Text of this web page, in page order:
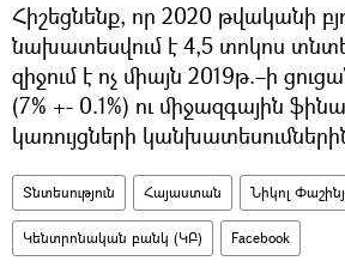
Հիշեցնենք, որ 2020 թվականի
նախատեսվում է 4,5 տոկոս
զիջում է ոչ միայն 2019թ.–ի
(7% +- 0.1%) ու միջազգային
կառույցների
Տնտեսություն Հայաստան Նիկոլ
Կենտրոնական բանկ (ԿԲ) Facebook